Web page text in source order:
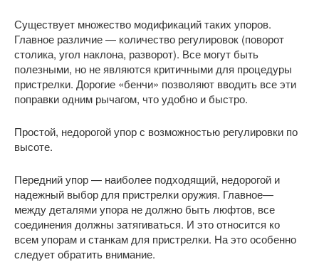
Существует множество модификаций таких упоров.
Главное различие — количество регулировок (поворот
столика, угол наклона, разворот). Все могут быть
полезными, но не являются критичными для процедуры
пристрелки. Дорогие «бенчи» позволяют вводить все эти
поправки одним рычагом, что удобно и быстро.
Простой, недорогой упор с возможностью регулировки по
высоте.
Передний упор — наиболее подходящий, недорогой и
надежный выбор для пристрелки оружия. Главное—
между деталями упора не должно быть люфтов, все
соединения должны затягиваться. И это относится ко
всем упорам и станкам для пристрелки. На это особенно
следует обратить внимание.